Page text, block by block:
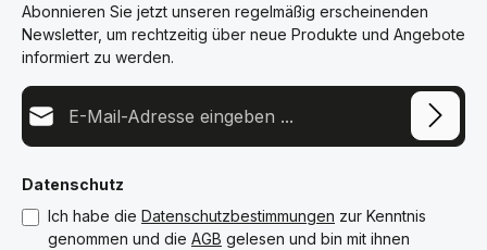
Abonnieren Sie jetzt unseren regelmäßig erscheinenden
Newsletter, um rechtzeitig über neue Produkte und Angebote
informiert zu werden.
E-Mail-Adresse*
Datenschutz
Ich habe die Datenschutzbestimmungen zur Kenntnis
genommen und die AGB gelesen und bin mit ihnen